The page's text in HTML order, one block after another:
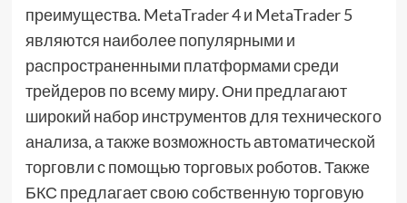
преимущества. MetaTrader 4 и MetaTrader 5
являются наиболее популярными и
распространенными платформами среди
трейдеров по всему миру. Они предлагают
широкий набор инструментов для технического
анализа, а также возможность автоматической
торговли с помощью торговых роботов. Также
БКС предлагает свою собственную торговую